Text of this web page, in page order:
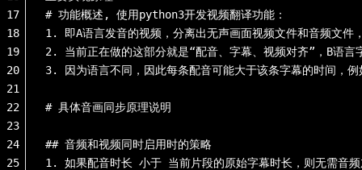
# 功能概述, 使用python3开发视频翻译功能：
1. 即A语言发音的视频，分离出无声画面视频文件和音频文件
2. 当前正在做的这部分就是“配音、字幕、视频对齐”，B语言
3. 因为语言不同，因此每条配音可能大于该条字幕的时间，
# 具体音画同步原理说明
## 音频和视频同时启用时的策略
1. 如果配音时长 小于 当前片段的原始字幕时长，则无需音频
17
18
19
20
21
22
23
24
25